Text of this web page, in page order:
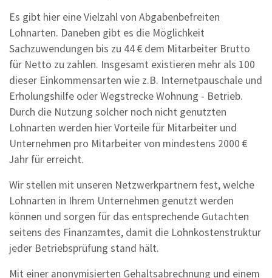
Betriebsversicherungen
Konfliktmanagement
Unternehmensnachfolge
Notfallplanung
D & O
Überprüfung der Zinsanpassungsklausel
SV-Clearing
Betriebliche Altersvorsorge
Lohnkosten-strukturierung
Vertragsgestaltung
Es gibt hier eine Vielzahl von Abgabenbefreiten
Lohnarten. Daneben gibt es die Möglichkeit
Sachzuwendungen bis zu 44 € dem Mitarbeiter Brutto
für Netto zu zahlen. Insgesamt existieren mehr als 100
dieser Einkommensarten wie z.B. Internetpauschale und
Erholungshilfe oder Wegstrecke Wohnung - Betrieb.
Durch die Nutzung solcher noch nicht genutzten
Lohnarten werden hier Vorteile für Mitarbeiter und
Unternehmen pro Mitarbeiter von mindestens 2000 €
Jahr für erreicht.
Wir stellen mit unseren Netzwerkpartnern fest, welche
Lohnarten in Ihrem Unternehmen genutzt werden
können und sorgen für das entsprechende Gutachten
seitens des Finanzamtes, damit die Lohnkostenstruktur
jeder Betriebsprüfung stand hält.
Mit einer anonymisierten Gehaltsabrechnung und einem